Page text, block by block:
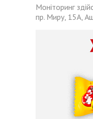
Моніторинг
пр. Миру, 15А,